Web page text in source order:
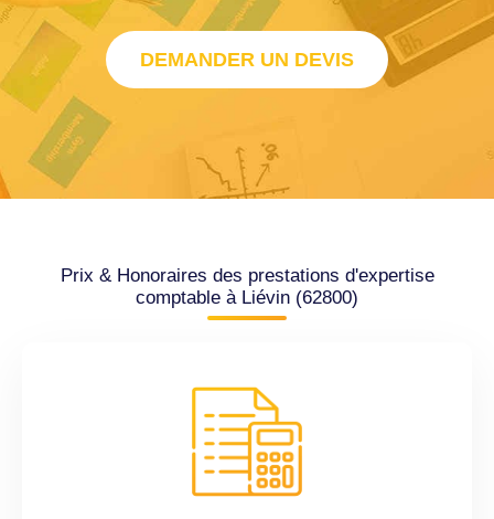
DEMANDER UN DEVIS
Prix & Honoraires des prestations d'expertise
comptable à Liévin (62800)